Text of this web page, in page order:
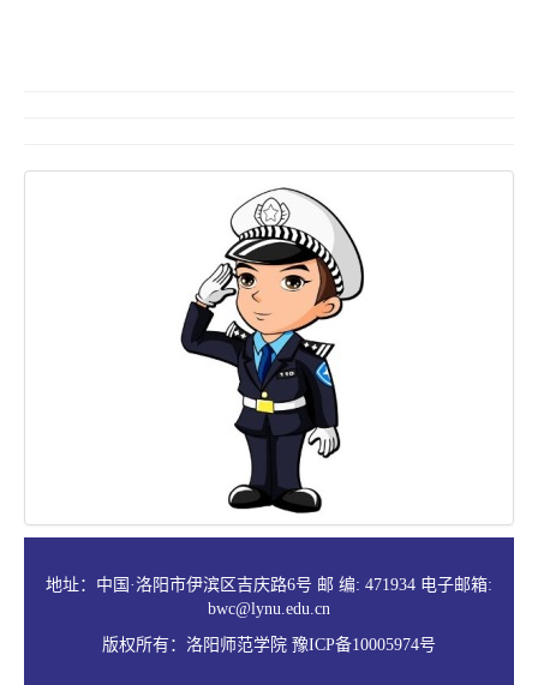
地址：中国·洛阳市伊滨区吉庆路6号 邮 编: 471934 电子邮箱:
bwc@lynu.edu.cn
版权所有：洛阳师范学院 豫ICP备10005974号